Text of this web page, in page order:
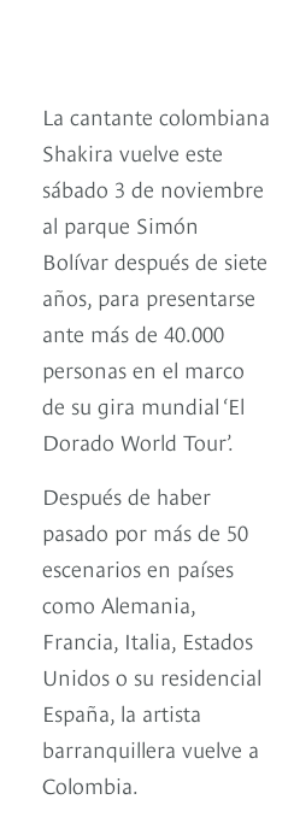
La cantante colombiana
Shakira vuelve este
sábado 3 de noviembre
al parque Simón
Bolívar después de siete
años, para presentarse
ante más de 40.000
personas en el marco
de su gira mundial ‘El
Dorado World Tour’.
Después de haber
pasado por más de 50
escenarios en países
como Alemania,
Francia, Italia, Estados
Unidos o su residencial
España, la artista
barranquillera vuelve a
Colombia.